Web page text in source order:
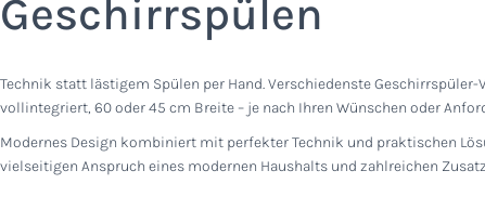
Geschirrspülen
Technik statt lästigem Spülen per Hand. Verschiedenste
vollintegriert, 60 oder 45 cm Breite – je nach Ihren Wünschen oder
Modernes Design kombiniert mit perfekter Technik und praktischen
vielseitigen Anspruch eines modernen Haushalts und zahlreichen